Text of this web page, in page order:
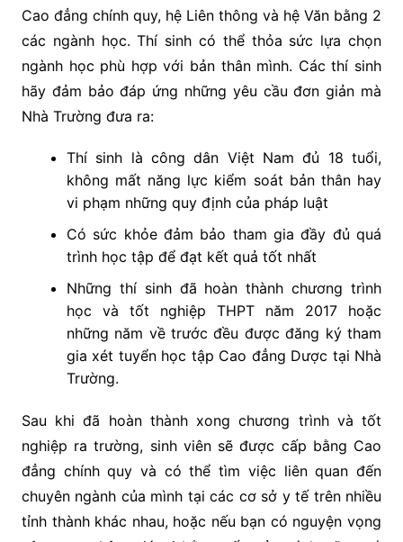
Cao đẳng chính quy, hệ Liên thông và hệ Văn bằng 2
các ngành học. Thí sinh có thể thỏa sức lựa chọn
ngành học phù hợp với bản thân mình. Các thí sinh
hãy đảm bảo đáp ứng những yêu cầu đơn giản mà
Nhà Trường đưa ra:
Thí sinh là công dân Việt Nam đủ 18 tuổi,
không mất năng lực kiểm soát bản thân hay
vi phạm những quy định của pháp luật
Có sức khỏe đảm bảo tham gia đầy đủ quá
trình học tập để đạt kết quả tốt nhất
Những thí sinh đã hoàn thành chương trình
học và tốt nghiệp THPT năm 2017 hoặc
những năm về trước đều được đăng ký tham
gia xét tuyển học tập Cao đẳng Dược tại Nhà
Trường.
Sau khi đã hoàn thành xong chương trình và tốt
nghiệp ra trường, sinh viên sẽ được cấp bằng Cao
đẳng chính quy và có thể tìm việc liên quan đến
chuyên ngành của mình tại các cơ sở y tế trên nhiều
tỉnh thành khác nhau, hoặc nếu bạn có nguyện vọng